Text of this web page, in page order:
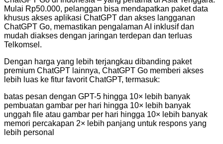
Mulai Rp50.000, pelanggan bisa mendapatkan paket data
khusus akses aplikasi ChatGPT dan akses langganan
ChatGPT Go, memastikan pengalaman AI inklusif dan
mudah diakses dengan jaringan terdepan dan terluas
Telkomsel.
Dengan harga yang lebih terjangkau dibanding paket
premium ChatGPT lainnya, ChatGPT Go memberi akses
lebih luas ke fitur favorit ChatGPT, termasuk:
batas pesan dengan GPT-5 hingga 10× lebih banyak
pembuatan gambar per hari hingga 10× lebih banyak
unggah file atau gambar per hari hingga 10× lebih banyak
memori percakapan 2× lebih panjang untuk respons yang
lebih personal